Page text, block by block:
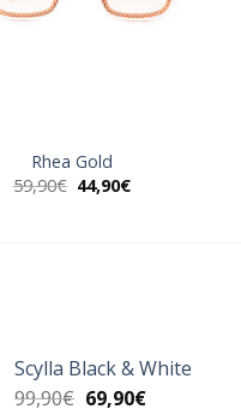
Rhea Gold
59,90€ Original
price
44,90€Η
Scylla Black & White
99,90€ Original
69,90€Η